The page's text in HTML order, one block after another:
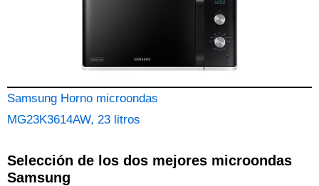
Samsung Horno microondas
MG23K3614AW, 23 litros
Selección de los dos mejores microondas
Samsung